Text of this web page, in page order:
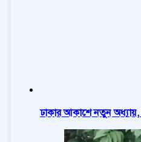
ঢাকার আকাশে নতুন অধ্যায়,